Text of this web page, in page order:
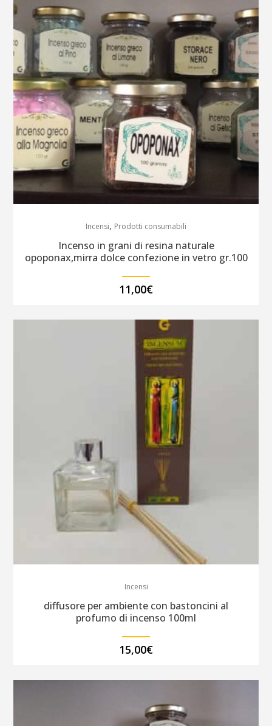
Incensi, Prodotti consumabili
Incenso in grani di resina naturale
opoponax,mirra dolce confezione in vetro gr.100
11,00€
Incensi
diffusore per ambiente con bastoncini al
profumo di incenso 100ml
15,00€